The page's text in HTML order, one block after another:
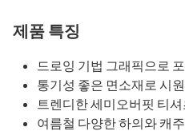
제품 특징
드로잉 기법 그래픽으로
통기성 좋은 면소재로 시
트렌디한 세미오버핏 티셔
여름철 다양한 하의와 캐